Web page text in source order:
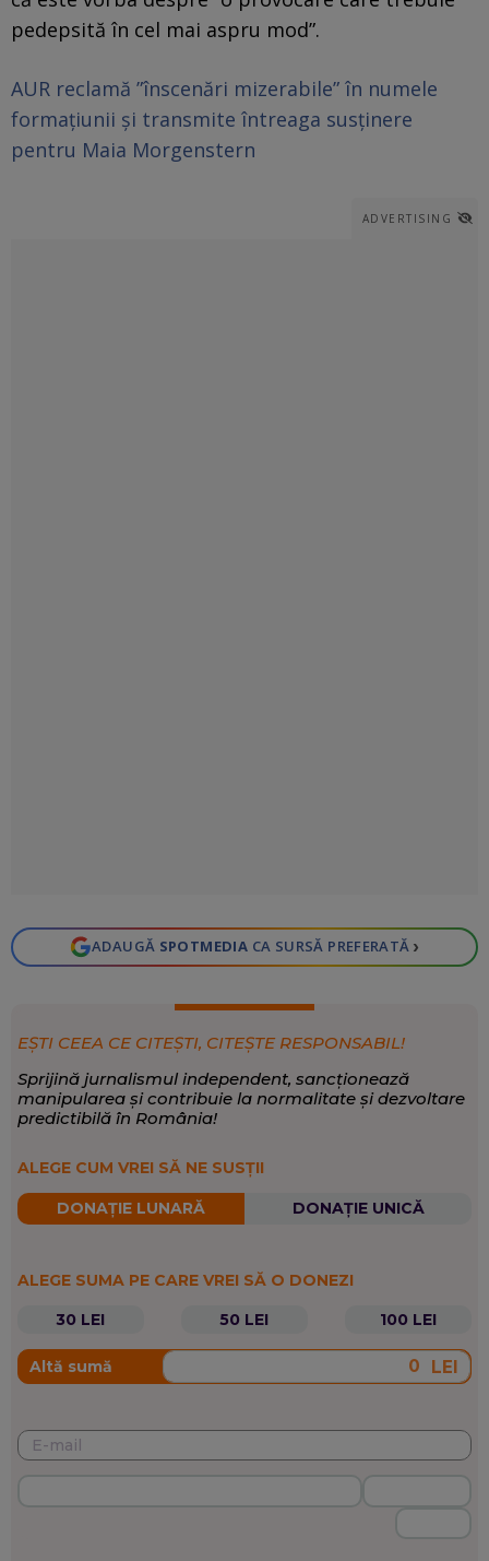
pedepsită în cel mai aspru mod”.
AUR reclamă ”înscenări mizerabile” în numele
formaţiunii şi transmite întreaga susţinere
pentru Maia Morgenstern
ADVERTISING
ADAUGĂ SPOTMEDIA CA SURSĂ PREFERATĂ ›
EȘTI CEEA CE CITEȘTI, CITEȘTE RESPONSABIL!
Sprijină jurnalismul independent, sancționează
manipularea și contribuie la normalitate și dezvoltare
predictibilă în România!
ALEGE CUM VREI SĂ NE SUSȚII
DONAȚIE LUNARĂ DONAȚIE UNICĂ
ALEGE SUMA PE CARE VREI SĂ O DONEZI
30 LEI
50 LEI 100 LEI
Altă sumă LEI